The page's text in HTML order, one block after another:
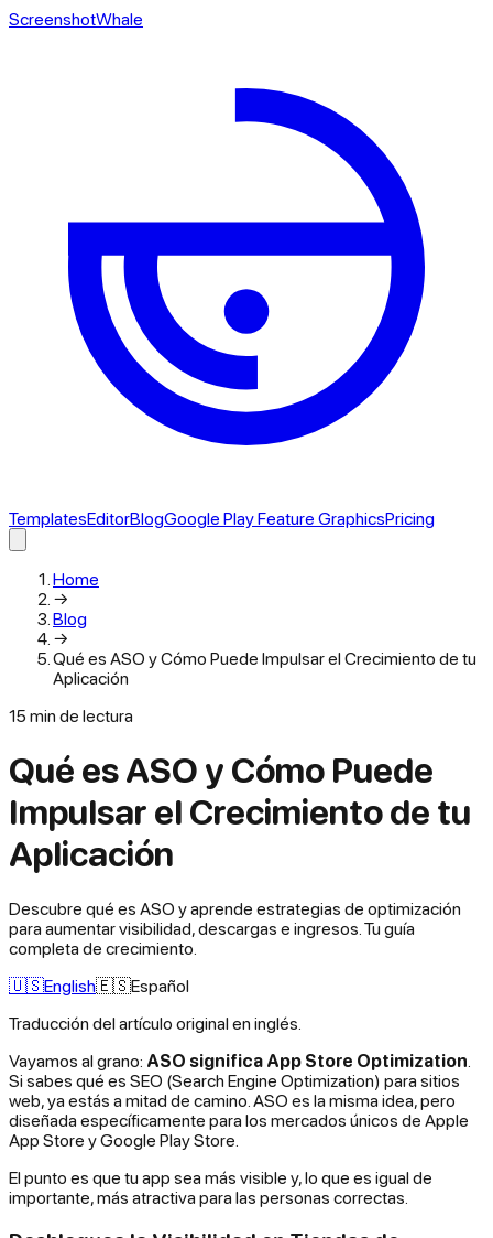
ScreenshotWhale
TemplatesEditorBlogGoogle Play Feature GraphicsPricing
Home
→
Blog
→
Qué es ASO y Cómo Puede Impulsar el Crecimiento de tu
Aplicación
15 min de lectura
Qué es ASO y Cómo Puede
Impulsar el Crecimiento de tu
Aplicación
Descubre qué es ASO y aprende estrategias de optimización
para aumentar visibilidad, descargas e ingresos. Tu guía
completa de crecimiento.
🇺🇸English🇪🇸Español
Traducción del artículo original en inglés.
Vayamos al grano: ASO significa App Store Optimization
Si sabes qué es SEO (Search Engine Optimization) para sitios
web, ya estás a mitad de camino. ASO es la misma idea, pero
diseñada específicamente para los mercados únicos de Apple
App Store y Google Play Store.
El punto es que tu app sea más visible y, lo que es igual de
importante, más atractiva para las personas correctas.